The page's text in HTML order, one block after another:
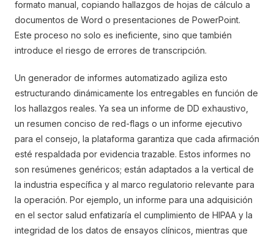
formato manual, copiando hallazgos de hojas de cálculo a
documentos de Word o presentaciones de PowerPoint.
Este proceso no solo es ineficiente, sino que también
introduce el riesgo de errores de transcripción.
Un generador de informes automatizado agiliza esto
estructurando dinámicamente los entregables en función de
los hallazgos reales. Ya sea un informe de DD exhaustivo,
un resumen conciso de red-flags o un informe ejecutivo
para el consejo, la plataforma garantiza que cada afirmación
esté respaldada por evidencia trazable. Estos informes no
son resúmenes genéricos; están adaptados a la vertical de
la industria específica y al marco regulatorio relevante para
la operación. Por ejemplo, un informe para una adquisición
en el sector salud enfatizaría el cumplimiento de HIPAA y la
integridad de los datos de ensayos clínicos, mientras que